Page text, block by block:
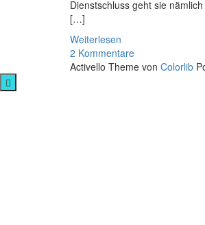
Dienstschluss geht sie
[…]
Weiterlesen
2 Kommentare
Activello Theme von Colorlib